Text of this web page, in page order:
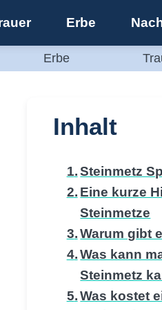
Erbe
Erbe
Inhalt
Steinmetz
Eine kurze
Steinmetze
Warum gibt
Was kann
Steinmetz
Was kostet